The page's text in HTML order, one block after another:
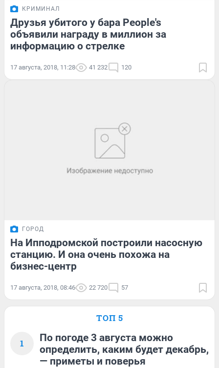
КРИМИНАЛ
Друзья убитого у бара People's
объявили награду в миллион за
информацию о стрелке
17 августа, 2018, 11:28 41 232 120
ГОРОД
На Ипподромской построили насосную
станцию. И она очень похожа на
бизнес-центр
17 августа, 2018, 08:46 22 720 57
ТОП 5
1
По погоде 3 августа можно
определить, каким будет декабрь,
— приметы и поверья